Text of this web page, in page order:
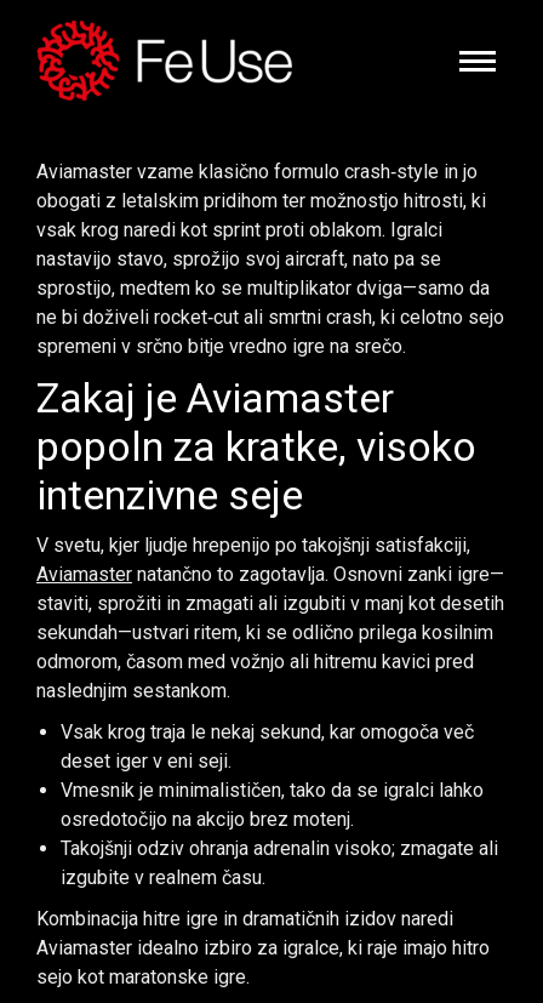
Aviamaster vzame klasično formulo crash‑style in jo
obogati z letalskim pridihom ter možnostjo hitrosti, ki
vsak krog naredi kot sprint proti oblakom. Igralci
nastavijo stavo, sprožijo svoj aircraft, nato pa se
sprostijo, medtem ko se multiplikator dviga—samo da
ne bi doživeli rocket‑cut ali smrtni crash, ki celotno sejo
spremeni v srčno bitje vredno igre na srečo.
Zakaj je Aviamaster
popoln za kratke, visoko
intenzivne seje
V svetu, kjer ljudje hrepenijo po takojšnji satisfakciji,
Aviamaster natančno to zagotavlja. Osnovni zanki igre—
staviti, sprožiti in zmagati ali izgubiti v manj kot desetih
sekundah—ustvari ritem, ki se odlično prilega kosilnim
odmorom, časom med vožnjo ali hitremu kavici pred
naslednjim sestankom.
Vsak krog traja le nekaj sekund, kar omogoča več
deset iger v eni seji.
Vmesnik je minimalističen, tako da se igralci lahko
osredotočijo na akcijo brez motenj.
Takojšnji odziv ohranja adrenalin visoko; zmagate ali
izgubite v realnem času.
Kombinacija hitre igre in dramatičnih izidov naredi
Aviamaster idealno izbiro za igralce, ki raje imajo hitro
sejo kot maratonske igre.